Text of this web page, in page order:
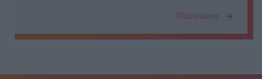
Több kisokos